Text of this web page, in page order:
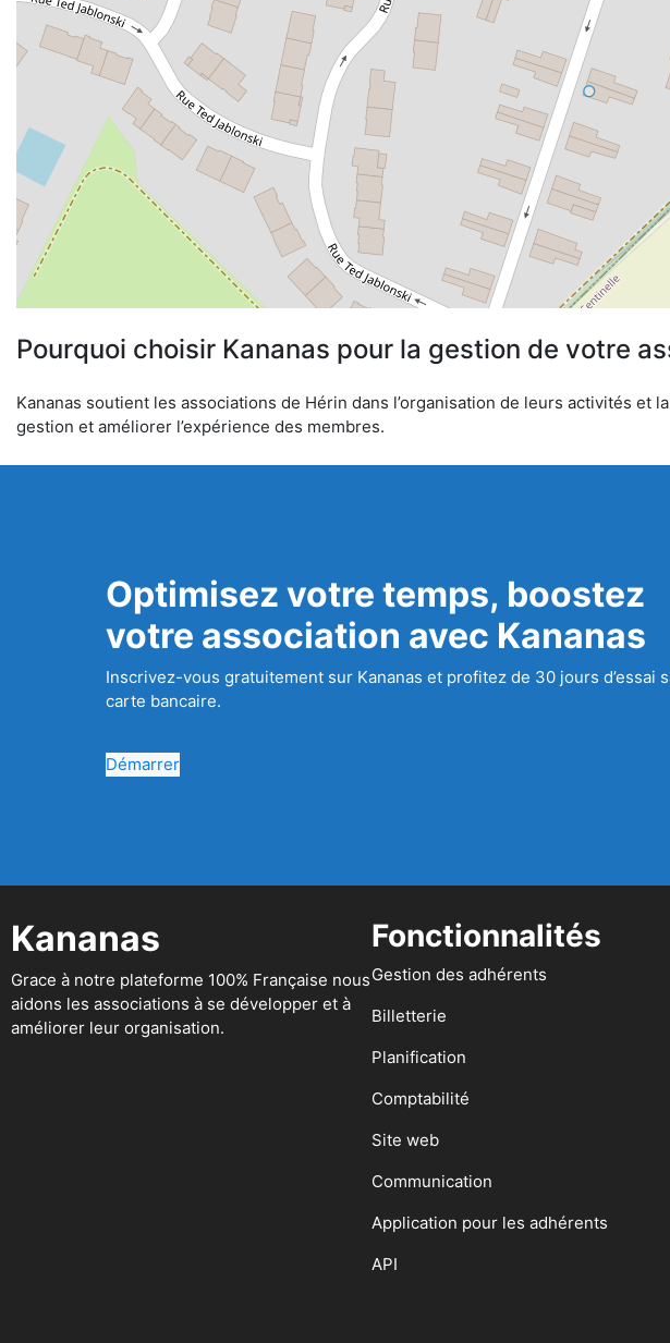
Pourquoi choisir Kananas pour la gestion de votre
Kananas soutient les associations de Hérin dans l’organisation de leurs activités
gestion et améliorer l’expérience des membres.
Optimisez votre temps, boostez
votre association avec Kananas
Inscrivez-vous gratuitement sur Kananas et profitez de 30 jours d’essai
carte bancaire.
Démarrer
Kananas
Grace à notre plateforme 100% Française nous
aidons les associations à se développer et à
améliorer leur organisation.
Fonctionnalités
Gestion des adhérents
Billetterie
Planification
Comptabilité
Site web
Communication
Application pour les adhérents
API